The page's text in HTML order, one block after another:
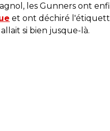
les Gunners ont
et ont déchiré
si bien jusque-là.